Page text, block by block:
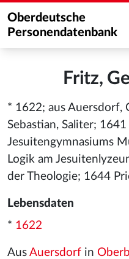
Oberdeutsche
Personendatenbank
Fritz,
* 1622; aus Auersdorf,
Sebastian, Saliter;
Jesuitengymnasiums
Logik am
der Theologie; 1644
Lebensdaten
* 1622
Aus Auersdorf in